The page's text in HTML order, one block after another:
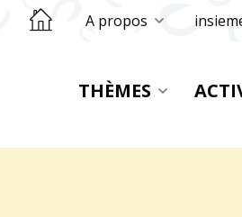
Retourner sur la page d'accueil
A propos
THÈMES